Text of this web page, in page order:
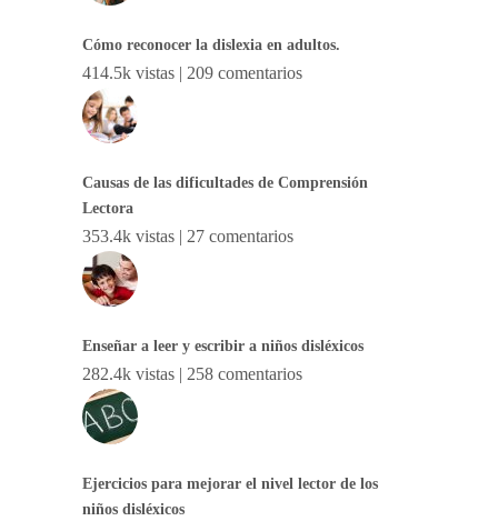
Cómo reconocer la dislexia en adultos.
414.5k vistas | 209 comentarios
Causas de las dificultades de Comprensión
Lectora
353.4k vistas | 27 comentarios
Enseñar a leer y escribir a niños disléxicos
282.4k vistas | 258 comentarios
Ejercicios para mejorar el nivel lector de los
niños disléxicos